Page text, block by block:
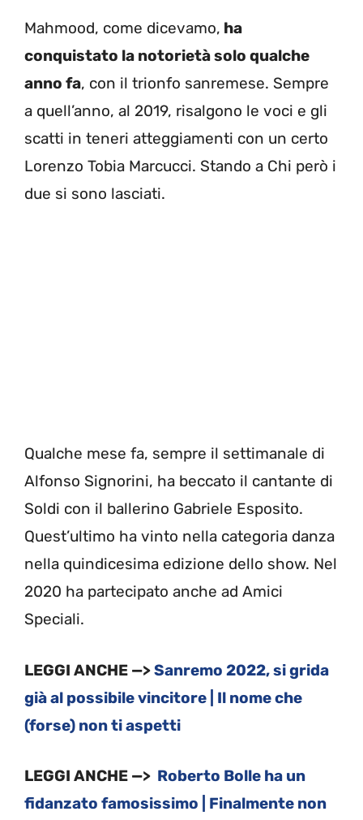
Mahmood, come dicevamo, ha
conquistato la notorietà solo qualche
anno fa, con il trionfo sanremese. Sempre
a quell’anno, al 2019, risalgono le voci e gli
scatti in teneri atteggiamenti con un certo
Lorenzo Tobia Marcucci. Stando a Chi però i
due si sono lasciati.
Qualche mese fa, sempre il settimanale di
Alfonso Signorini, ha beccato il cantante di
Soldi con il ballerino Gabriele Esposito.
Quest’ultimo ha vinto nella categoria danza
nella quindicesima edizione dello show. Nel
2020 ha partecipato anche ad Amici
Speciali.
LEGGI ANCHE —>Sanremo 2022, si grida
già al possibile vincitore | Il nome che
(forse) non ti aspetti
LEGGI ANCHE —> Roberto Bolle ha un
fidanzato famosissimo | Finalmente non